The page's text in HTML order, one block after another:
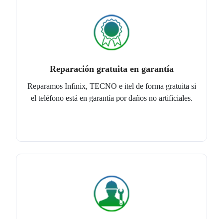
Reparación gratuita en garantía
Reparamos Infinix, TECNO e itel de forma gratuita si
el teléfono está en garantía por daños no artificiales.